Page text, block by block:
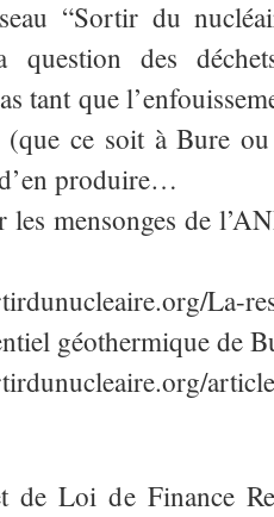
“Sortir du
question des
tant que
ce soit à Bure
produire…
les mensonges de
La-
géothermique de
de Loi de Finance